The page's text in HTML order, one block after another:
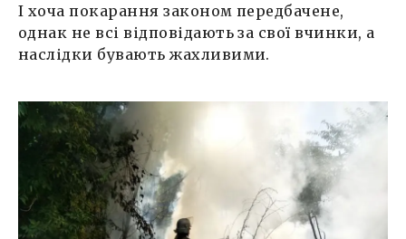
І хоча покарання законом передбачене,
однак не всі відповідають за свої вчинки, а
наслідки бувають жахливими.